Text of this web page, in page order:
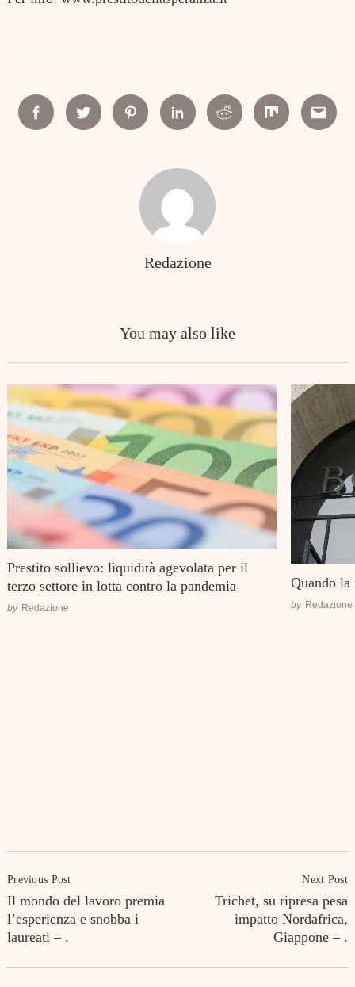
FacebookTwitter PinterestLinkedinReddit Mix Email
Redazione
You may also like
Prestito sollievo: liquidità agevolata per il
terzo settore in lotta contro la pandemia
by Redazione
Quando la
by Redazione
Navigation
Previous Post
Il mondo del lavoro premia
l’esperienza e snobba i
laureati – .
Next Post
Trichet, su ripresa pesa
impatto Nordafrica,
Giappone – .